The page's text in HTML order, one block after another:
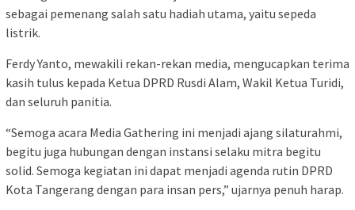
sebagai pemenang salah satu hadiah utama, yaitu sepeda
listrik.
Ferdy Yanto, mewakili rekan-rekan media, mengucapkan terima
kasih tulus kepada Ketua DPRD Rusdi Alam, Wakil Ketua Turidi,
dan seluruh panitia.
“Semoga acara Media Gathering ini menjadi ajang silaturahmi,
begitu juga hubungan dengan instansi selaku mitra begitu
solid. Semoga kegiatan ini dapat menjadi agenda rutin DPRD
Kota Tangerang dengan para insan pers,” ujarnya penuh harap.